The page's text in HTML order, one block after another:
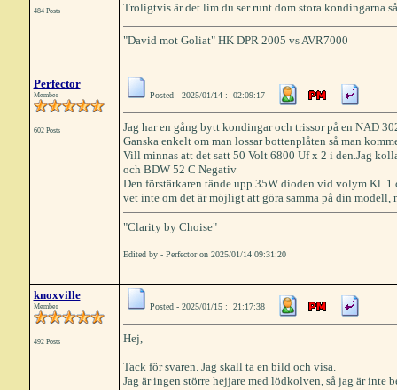
484 Posts Troligtvis är det lim du ser runt dom stora kondingarna
"David mot Goliat" HK DPR 2005 vs AVR7000
Perfector
Member
602 Posts
Posted - 2025/01/14 : 02:09:17
Jag har en gång bytt kondingar och trissor på en NAD
Ganska enkelt om man lossar bottenplåten så man
Vill minnas att det satt 50 Volt 6800 Uf x 2 i den.Jag
och BDW 52 C Negativ
Den förstärkaren tände upp 35W dioden vid volym Kl. 1
vet inte om det är möjligt att göra samma på din modell,
"Clarity by Choise"
Edited by - Perfector on 2025/01/14 09:31:20
knoxville
Member
492 Posts
Posted - 2025/01/15 : 21:17:38
Hej,
Tack för svaren. Jag skall ta en bild och visa.
Jag är ingen större hejjare med lödkolven, så jag är inte